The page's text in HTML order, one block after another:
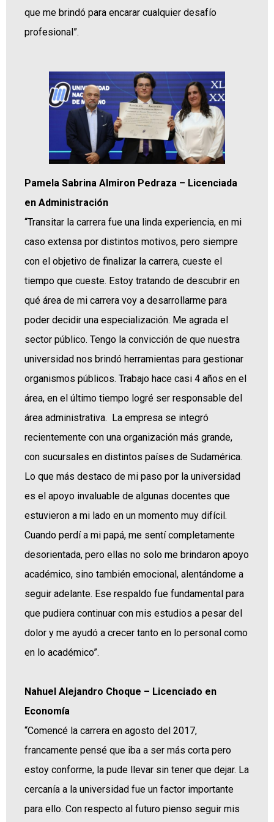
que me brindó para encarar cualquier desafío
profesional”.
Pamela Sabrina Almiron Pedraza – Licenciada
en Administración
“Transitar la carrera fue una linda experiencia, en mi
caso extensa por distintos motivos, pero siempre
con el objetivo de finalizar la carrera, cueste el
tiempo que cueste. Estoy tratando de descubrir en
qué área de mi carrera voy a desarrollarme para
poder decidir una especialización. Me agrada el
sector público. Tengo la convicción de que nuestra
universidad nos brindó herramientas para gestionar
organismos públicos. Trabajo hace casi 4 años en el
área, en el último tiempo logré ser responsable del
área administrativa. La empresa se integró
recientemente con una organización más grande,
con sucursales en distintos países de Sudamérica.
Lo que más destaco de mi paso por la universidad
es el apoyo invaluable de algunas docentes que
estuvieron a mi lado en un momento muy difícil.
Cuando perdí a mi papá, me sentí completamente
desorientada, pero ellas no solo me brindaron apoyo
académico, sino también emocional, alentándome a
seguir adelante. Ese respaldo fue fundamental para
que pudiera continuar con mis estudios a pesar del
dolor y me ayudó a crecer tanto en lo personal como
en lo académico”.
Nahuel Alejandro Choque – Licenciado en
Economía
“Comencé la carrera en agosto del 2017,
francamente pensé que iba a ser más corta pero
estoy conforme, la pude llevar sin tener que dejar. La
cercanía a la universidad fue un factor importante
para ello. Con respecto al futuro pienso seguir mis